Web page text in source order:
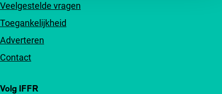
Veelgestelde vragen
Toegankelijkheid
Adverteren
Contact
Volg IFFR